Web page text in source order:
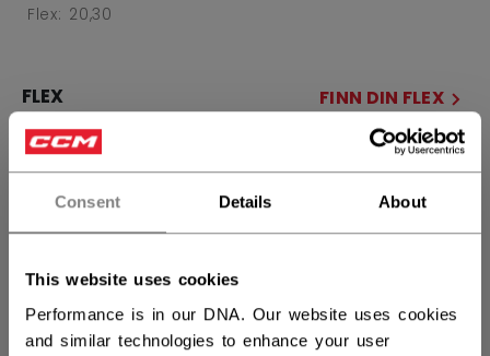
Consent Details About
This website uses cookies
Performance is in our DNA. Our website uses cookies
and similar technologies to enhance your user
Flex: 20,30
FLEX FINN DIN FLEX
55
SIDE
CURVE FINN DIN CURVE